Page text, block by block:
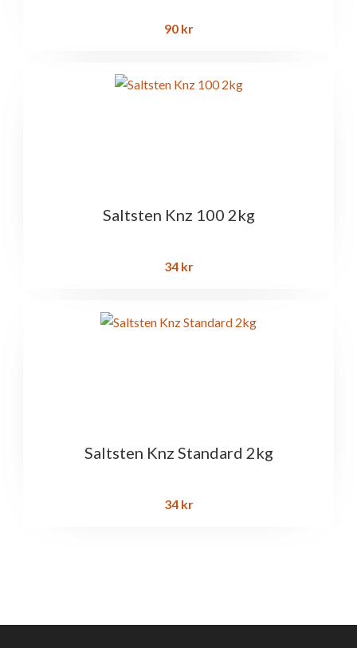
90 kr
Saltsten Knz 100 2kg
34 kr
Saltsten Knz Standard 2kg
34 kr